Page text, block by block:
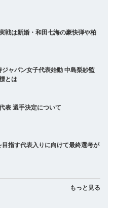
戦は新婚・和田七海の豪快弾や柏
ャパン女子代表始動 中島梨紗監
とは
表 選手決定について
指す代表入りに向けて最終選考が
もっと見る